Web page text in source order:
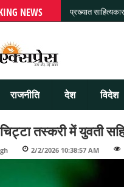
NEWS प्रख्यात
राजनीति देश विदेश
तस्करी में युवती
2/2/2026 10:38:57 AM